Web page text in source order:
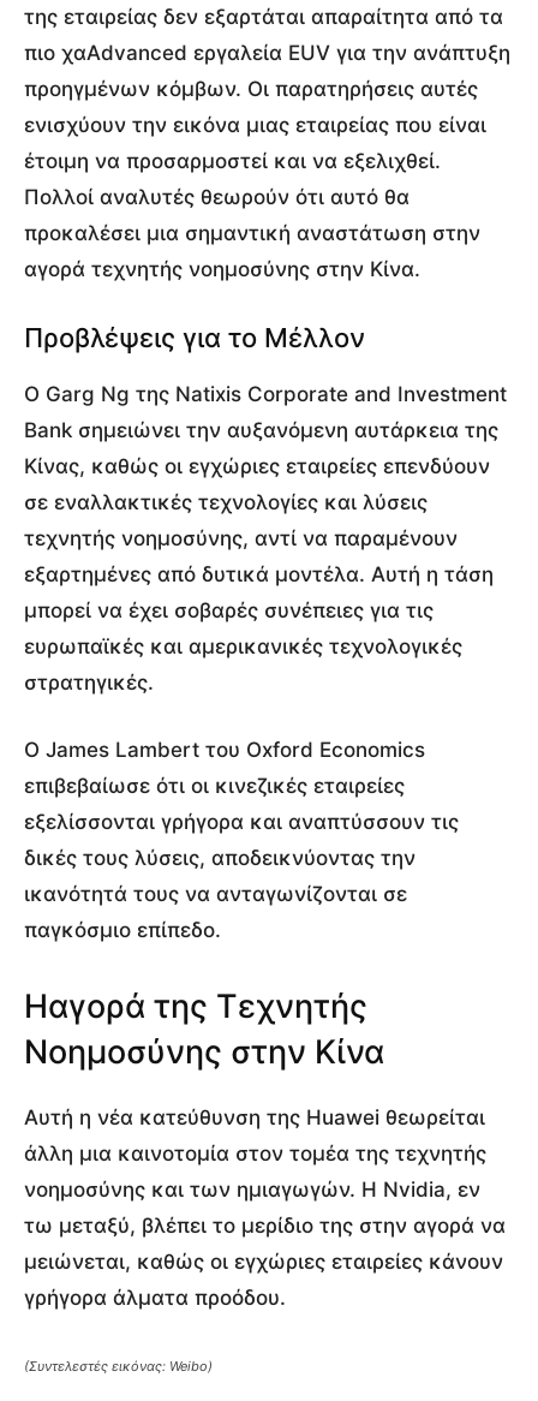
της εταιρείας δεν εξαρτάται απαραίτητα από τα
πιο χαAdvanced εργαλεία EUV για την ανάπτυξη
προηγμένων κόμβων. Οι παρατηρήσεις αυτές
ενισχύουν την εικόνα μιας εταιρείας που είναι
έτοιμη να προσαρμοστεί και να εξελιχθεί.
Πολλοί αναλυτές θεωρούν ότι αυτό θα
προκαλέσει μια σημαντική αναστάτωση στην
αγορά τεχνητής νοημοσύνης στην Κίνα.
Προβλέψεις για το Μέλλον
Ο Garg Ng της Natixis Corporate and Investment
Bank σημειώνει την αυξανόμενη αυτάρκεια της
Κίνας, καθώς οι εγχώριες εταιρείες επενδύουν
σε εναλλακτικές τεχνολογίες και λύσεις
τεχνητής νοημοσύνης, αντί να παραμένουν
εξαρτημένες από δυτικά μοντέλα. Αυτή η τάση
μπορεί να έχει σοβαρές συνέπειες για τις
ευρωπαϊκές και αμερικανικές τεχνολογικές
στρατηγικές.
Ο James Lambert του Oxford Economics
επιβεβαίωσε ότι οι κινεζικές εταιρείες
εξελίσσονται γρήγορα και αναπτύσσουν τις
δικές τους λύσεις, αποδεικνύοντας την
ικανότητά τους να ανταγωνίζονται σε
παγκόσμιο επίπεδο.
Ηαγορά της Τεχνητής
Νοημοσύνης στην Κίνα
Αυτή η νέα κατεύθυνση της Huawei θεωρείται
άλλη μια καινοτομία στον τομέα της τεχνητής
νοημοσύνης και των ημιαγωγών. Η Nvidia, εν
τω μεταξύ, βλέπει το μερίδιο της στην αγορά να
μειώνεται, καθώς οι εγχώριες εταιρείες κάνουν
γρήγορα άλματα προόδου.
(Συντελεστές εικόνας: Weibo)